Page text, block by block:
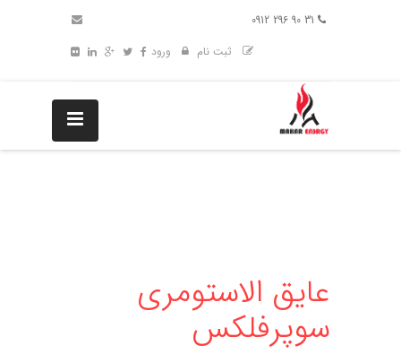
ثبت نام
ورود
عایق الاستومری
سوپرفلکس